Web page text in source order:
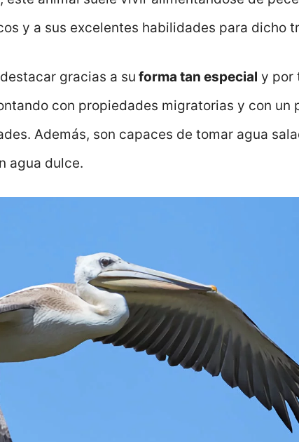
y a sus excelentes habilidades para dicho
gracias a su forma tan especial y por
con propiedades migratorias y con un
Además, son capaces de tomar agua
agua dulce.